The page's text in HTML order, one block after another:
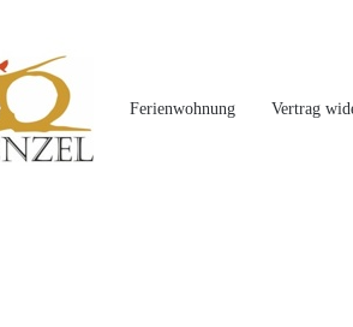
Ferienwohnung Vertrag